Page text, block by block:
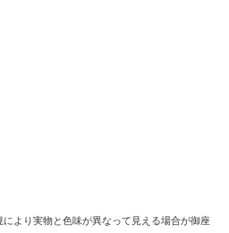
より実物と色味が異なって見える場合が御座